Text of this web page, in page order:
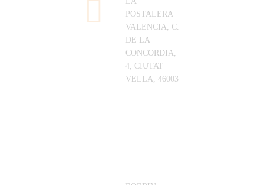
POSTALERA
VALENCIA, C.
DE LA
CONCORDIA,
4, CIUTAT
VELLA, 46003